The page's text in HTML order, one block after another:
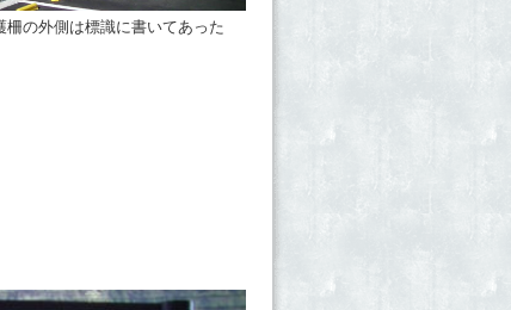
柵の外側は標識に書いてあった